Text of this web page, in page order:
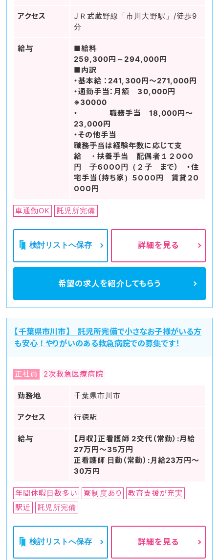
アクセス
ＪＲ武蔵野線「市川大野駅」/徒歩9
分
給与
■給料
259,300円～294,000円
■内訳
・基本給 ：241,300円～271,000円
・通勤手当：月額 30,000円
※30000
・ 職務手当 18,000円～
23,000円
・その他手当
職務手当は経験年数に応じて支
給 ・扶養手当 配偶者１２０００
円 子６０００円（２子 まで） ・住
宅手当（持ち家）５０００円 賃貸２０
０００円
車通勤OK 託児所完備
検討リストへ保存 詳細を見る
希望の求人を紹介してもらう
【千葉県市川市】 託児所完備で小さなお子様がいる方
も安心！やりがいのある救急病院での募集です！
正社員 2次救急医療病院
勤務地 千葉県市川市
アクセス 行徳駅
給与
【月収】正看護師 2交代（常勤）:月給
27万円～35万円
正看護師 日勤（常勤）:月給23万円～
30万円
年間休暇日数多い 寮制度あり
教育支援が充実
駅近
託児所完備
検討リストへ保存 詳細を見る